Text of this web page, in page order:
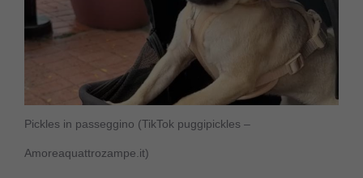
Pickles in passeggino (TikTok puggipickles –
Amoreaquattrozampe.it)